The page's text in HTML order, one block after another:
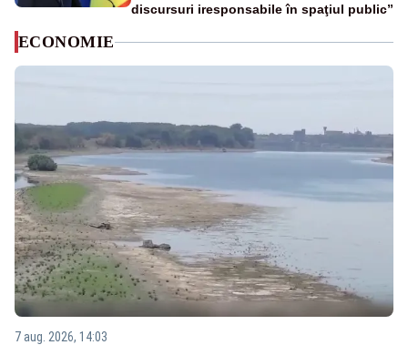
discursuri iresponsabile în spaţiul public”
ECONOMIE
7 aug. 2026, 14:03